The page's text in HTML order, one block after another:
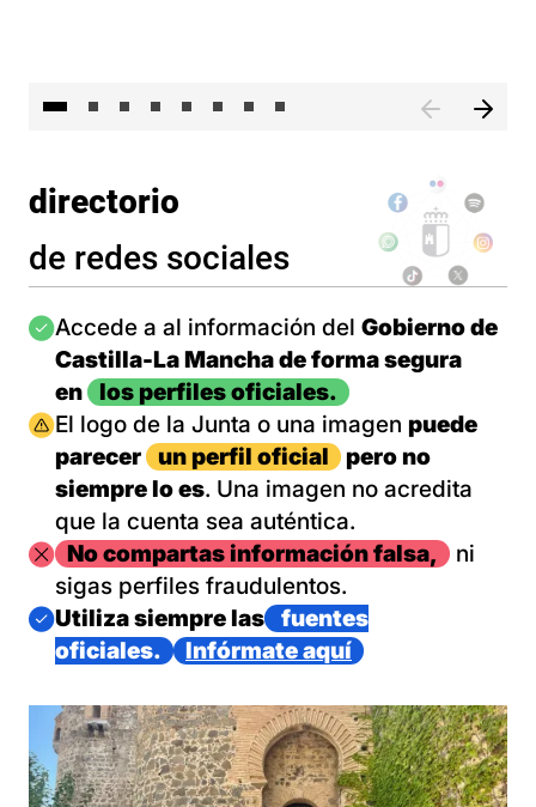
directorio
de redes sociales
Imagen
Accede a al información del Gobierno de
Castilla-La Mancha de forma segura
en
los perfiles oficiales.
Imagen
El logo de la Junta o una imagen puede
parecer
un perfil oficial
pero no
siempre lo es. Una imagen no acredita
que la cuenta sea auténtica.
ImagenNo compartas información falsa,
ni
sigas perfiles fraudulentos.
Imagen
Utiliza siempre las
fuentes
oficiales.
Infórmate aquí